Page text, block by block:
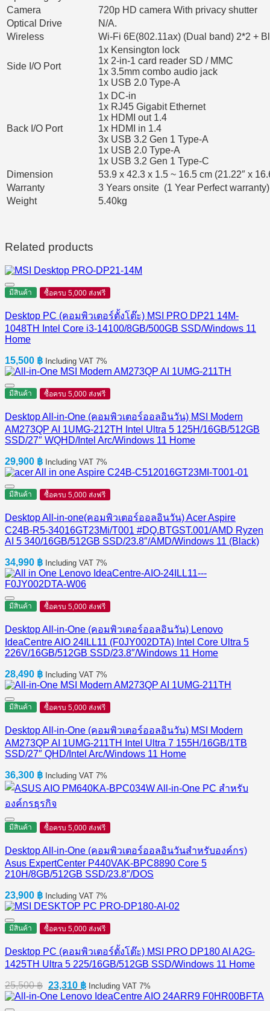
Camera
720p HD camera With privacy shutter
Optical Drive
N/A.
Wireless
Wi-Fi 6E(802.11ax) (Dual band) 2*2 +
Side I/O Port
1x Kensington lock
1x 2-in-1 card reader SD / MMC
1x 3.5mm combo audio jack
1x USB 2.0 Type-A
Back I/O Port
1x DC-in
1x RJ45 Gigabit Ethernet
1x HDMI out 1.4
1x HDMI in 1.4
3x USB 3.2 Gen 1 Type-A
1x USB 2.0 Type-A
1x USB 3.2 Gen 1 Type-C
Dimension
53.9 x 42.3 x 1.5 ~ 16.5 cm (21.22″ x
Warranty
3 Years onsite (1 Year Perfect warranty)
Weight
5.40kg
Related products
มีสินค้า ซื้อครบ 5,000 ส่งฟรี
Desktop PC (คอมพิวเตอร์ตั้งโต๊ะ) MSI PRO DP21 14M-
1048TH Intel Core i3-14100/8GB/500GB SSD/Windows 11
Home
15,500 ฿ Including VAT 7%
มีสินค้า ซื้อครบ 5,000 ส่งฟรี
Desktop All-in-One (คอมพิวเตอร์ออลอินวัน) MSI Modern
AM273QP AI 1UMG-212TH Intel Ultra 5 125H/16GB/512GB
SSD/27″ WQHD/Intel Arc/Windows 11 Home
29,900 ฿ Including VAT 7%
มีสินค้า ซื้อครบ 5,000 ส่งฟรี
Desktop All-in-one(คอมพิวเตอร์ออลอินวัน) Acer Aspire
C24B-R5-34016GT23Mi/T001 #DQ.BTGST.001/AMD Ryzen
AI 5 340/16GB/512GB SSD/23.8″/AMD/Windows 11 (Black)
34,990 ฿ Including VAT 7%
มีสินค้า ซื้อครบ 5,000 ส่งฟรี
Desktop All-in-One (คอมพิวเตอร์ออลอินวัน) Lenovo
IdeaCentre AIO 24ILL11 (F0JY002DTA) Intel Core Ultra 5
226V/16GB/512GB SSD/23.8″/Windows 11 Home
28,490 ฿ Including VAT 7%
มีสินค้า ซื้อครบ 5,000 ส่งฟรี
Desktop All-in-One (คอมพิวเตอร์ออลอินวัน) MSI Modern
AM273QP AI 1UMG-211TH Intel Ultra 7 155H/16GB/1TB
SSD/27″ QHD/Intel Arc/Windows 11 Home
36,300 ฿ Including VAT 7%
มีสินค้า ซื้อครบ 5,000 ส่งฟรี
Desktop All-in-One (คอมพิวเตอร์ออลอินวันสำหรับองค์กร)
Asus ExpertCenter P440VAK-BPC8890 Core 5
210H/8GB/512GB SSD/23.8″/DOS
23,900 ฿ Including VAT 7%
มีสินค้า ซื้อครบ 5,000 ส่งฟรี
Desktop PC (คอมพิวเตอร์ตั้งโต๊ะ) MSI PRO DP180 AI A2G-
1425TH Ultra 5 225/16GB/512GB SSD/Windows 11 Home
25,500฿ Original
price
23,310 ฿Current
price
Including VAT 7%